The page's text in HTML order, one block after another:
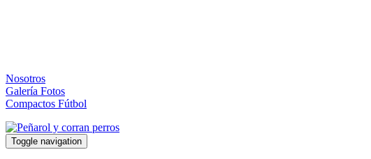
Nosotros
Galería Fotos
Compactos Fútbol
Toggle navigation